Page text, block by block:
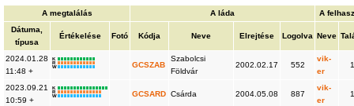
A megtalálás A láda
A
Dátuma,
típusa
Értékelése Fotó Kódja Neve Elrejtése Logolva Neve
2024.01.28
11:48 +
K
R
W
GCSZAB
Szabolcsi
Földvár
2002.02.17 552
vik-
er
2023.09.21
10:59 +
K
R
W
GCSARD Csárda 2004.05.08 887
vik-
er